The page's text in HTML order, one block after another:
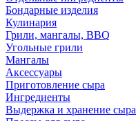
Бондарные изделия
Кулинария
Грили, мангалы, BBQ
Угольные грили
Мангалы
Аксессуары
Приготовление сыра
Ингредиенты
Выдержка и хранение сыра